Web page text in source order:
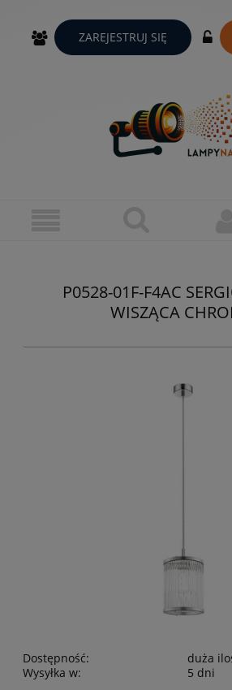
ZAREJESTRUJ SIĘ
P0528-01F-F4AC
WISZĄCA
Dostępność:
duża
Wysyłka w:
5 dni